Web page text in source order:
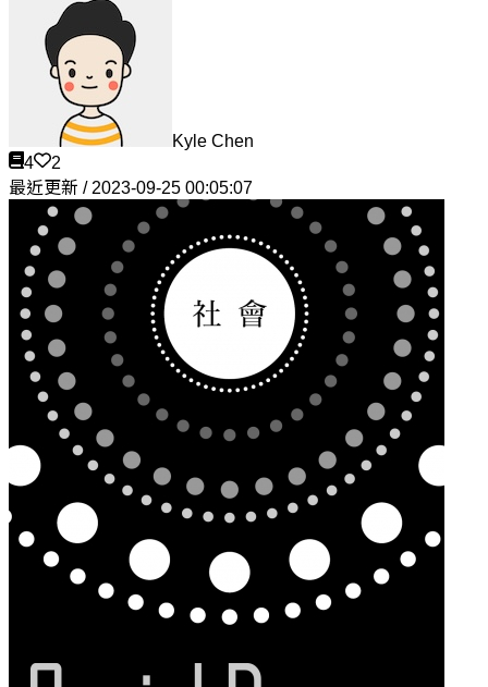
Kyle Chen
4
2
最近更新 / 2023-09-25 00:05:07